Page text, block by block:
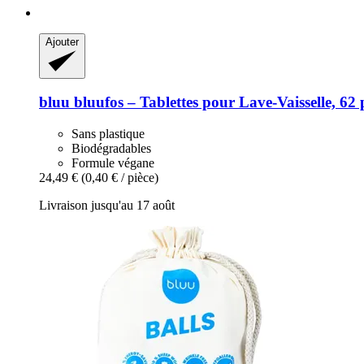
Ajouter
bluu bluufos – Tablettes pour Lave-​Vaisselle, 62
Sans plastique
Biodégradables
Formule végane
24,49 € (0,40 € / pièce)
Livraison jusqu'au 17 août